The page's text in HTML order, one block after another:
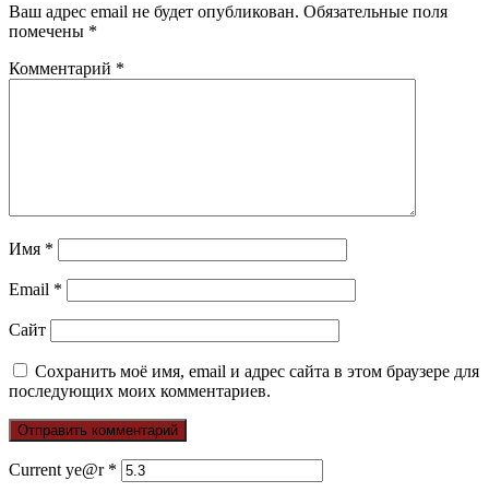
Ваш адрес email не будет опубликован. Обязательные поля
помечены *
Комментарий *
Имя *
Email *
Сайт
Сохранить моё имя, email и адрес сайта в этом браузере для
последующих моих комментариев.
Current ye@r *